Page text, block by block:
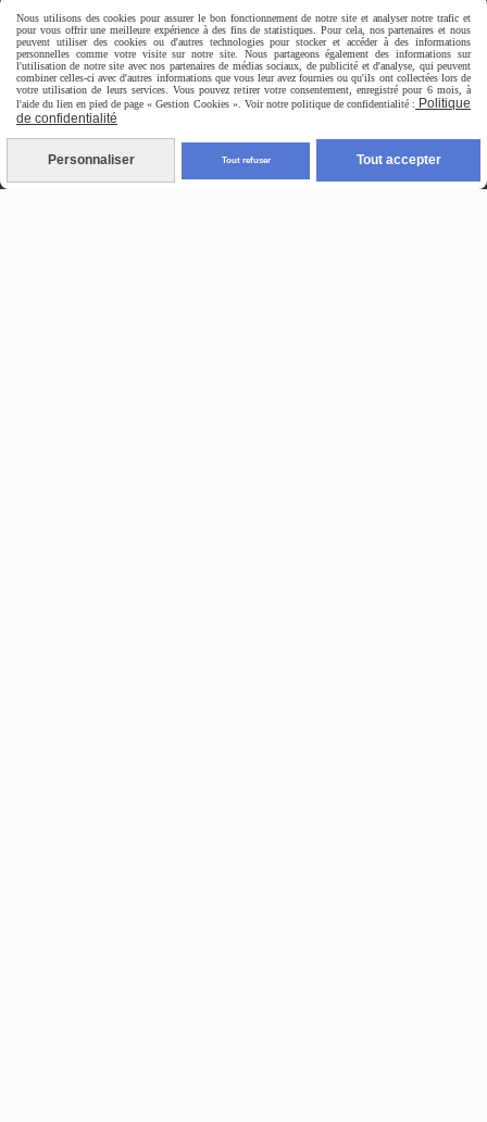
Lissage Français
Nous utilisons des cookies pour assurer le bon fonctionnement de notre site et analyser notre trafic et
pour vous offrir une meilleure expérience à des fins de statistiques. Pour cela, nos partenaires et nous
peuvent utiliser des cookies ou d'autres technologies pour stocker et accéder à des informations
personnelles comme votre visite sur notre site. Nous partageons également des informations sur
l'utilisation de notre site avec nos partenaires de médias sociaux, de publicité et d'analyse, qui peuvent
combiner celles-ci avec d'autres informations que vous leur avez fournies ou qu'ils ont collectées lors de
votre utilisation de leurs services. Vous pouvez retirer votre consentement, enregistré pour 6 mois, à
l'aide du lien en pied de page « Gestion Cookies ». Voir notre politique de confidentialité : Politique
de confidentialité
Personnaliser Tout refuser Tout accepter